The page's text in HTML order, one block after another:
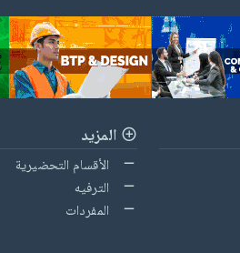
المزيد
الأقسام التحضيرية
الترفيه
المفردات